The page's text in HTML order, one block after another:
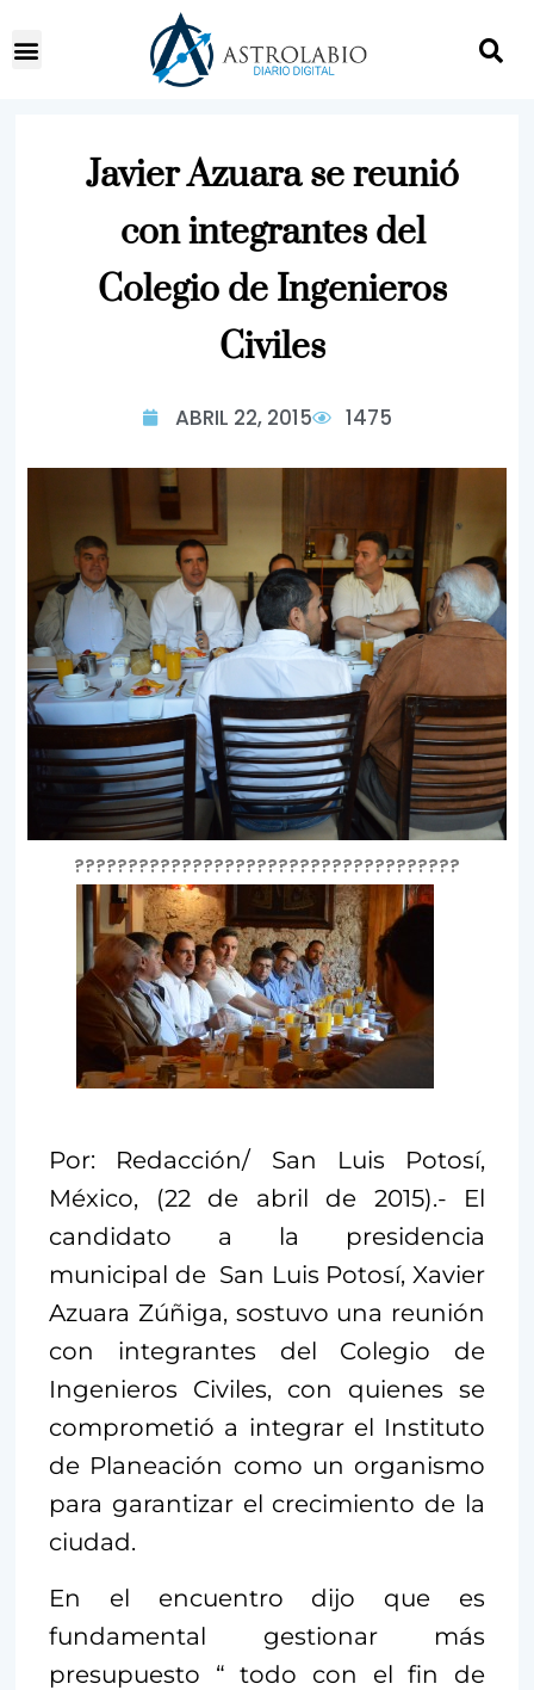
Javier Azuara se reunió
con integrantes del
Colegio de Ingenieros
Civiles
ABRIL 22, 2015 1475
????????????????????????????????????
Por: Redacción/ San Luis Potosí,
México, (22 de abril de 2015).- El
candidato a la presidencia
municipal de San Luis Potosí, Xavier
Azuara Zúñiga, sostuvo una reunión
con integrantes del Colegio de
Ingenieros Civiles, con quienes se
comprometió a integrar el Instituto
de Planeación como un organismo
para garantizar el crecimiento de la
ciudad.
En el encuentro dijo que es
fundamental gestionar más
presupuesto “ todo con el fin de